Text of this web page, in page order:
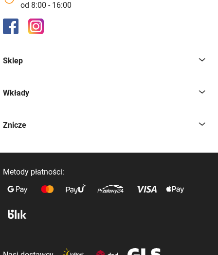
od 8:00 - 16:00
Sklep
Wkłady
Znicze
Metody płatności: